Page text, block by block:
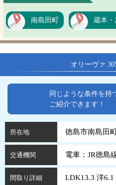
南島田町 蔵本・
オリーヴァ
同じような条件を持
ご紹介できます！
所在地 徳島市南島田
交通機関 電車：JR徳島
間取り詳細 LDK13.3 洋6.1